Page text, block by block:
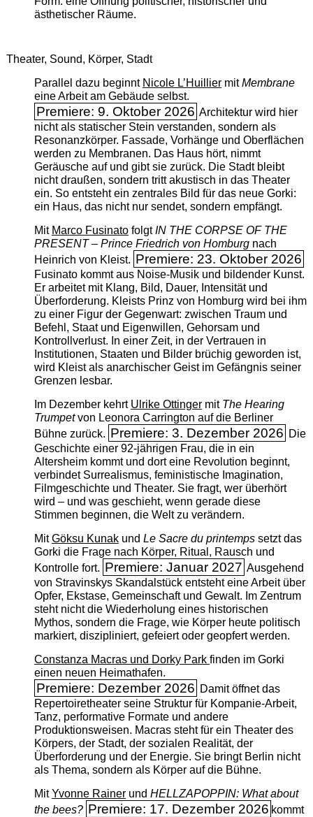
ästhetischer Räume.
Theater, Sound, Körper, Stadt
Parallel dazu beginnt Nicole L’Huilliermit ­Membrane
eine Arbeit am Gebäude selbst.
Premiere: 9. Oktober 2026 Architektur wird hier
nicht als statischer Stein verstanden, sondern als
Resonanzkörper. Fassade, Vorhänge und Oberflächen
werden zu Membranen. Das Haus hört, nimmt
Geräusche auf und gibt sie zurück. Die Stadt bleibt
nicht draußen, sondern tritt akustisch in das Theater
ein. So entsteht ein zentrales Bild für das neue Gorki:
ein Haus, das nicht nur sendet, sondern empfängt.
Mit Marco FusinatofolgtIN THE CORPSE OF THE
PRESENT – Prince Friedrich von Homburgnach
Heinrich von Kleist. Premiere: 23. Oktober 2026
Fusinato kommt aus Noise-Musik und bildender Kunst.
Er arbeitet mit Klang, Bild, Dauer, Intensität und
Überforderung. Kleists Prinz von Homburg wird bei ihm
zu einer Figur der Gegenwart: zwischen Traum und
Befehl, Staat und Eigenwillen, Gehorsam und
Kontrollverlust. In einer Zeit, in der Vertrauen in
Institutionen, Staaten und Bilder brüchig geworden ist,
wird Kleist als anarchischer Geist im Gefängnis seiner
Grenzen lesbar.
Im Dezember kehrt Ulrike Ottingermit The ­Hearing
Trumpetvon Leonora Carrington auf die Berliner
Bühne zurück. Premiere: 3. Dezember 2026 Die
Geschichte einer 92-jährigen Frau, die in ein
Altersheim kommt und dort eine Revolution beginnt,
verbindet Surrealismus, feministische Imagination,
Filmgeschichte und Theater. Sie fragt, wer überhört
wird – und was geschieht, wenn gerade diese
Stimmen beginnen, die Welt zu verändern.
MitGöksu Kunakund Le Sacre du printempssetzt das
Gorki die Frage nach Körper, Ritual, Rausch und
Kontrolle fort. Premiere: Januar 2027 Ausgehend
von Stravinskys Skandalstück entsteht eine Arbeit über
Opfer, Ekstase, Gemeinschaft und Gewalt. Im Zentrum
steht nicht die Wiederholung eines historischen
Mythos, sondern die Frage, wie Körper heute politisch
markiert, diszipliniert, gefeiert oder geopfert werden.
Constanza Macras und Dorky Park finden im Gorki
einen neuen Heimathafen.
Premiere: Dezember 2026 Damit öffnet das
Repertoiretheater seine Struktur für Kompanie-Arbeit,
Tanz, performative Formate und andere
Produktionsweisen. Macras steht für ein Theater des
Körpers, der Stadt, der sozialen Realität, der
Überforderung und der Energie. Sie bringt Berlin nicht
als Thema, sondern als Körper auf die Bühne.
MitYvonne Rainerund HELLZAPOPPIN: What about
the bees? Premiere: 17. Dezember 2026 kommt